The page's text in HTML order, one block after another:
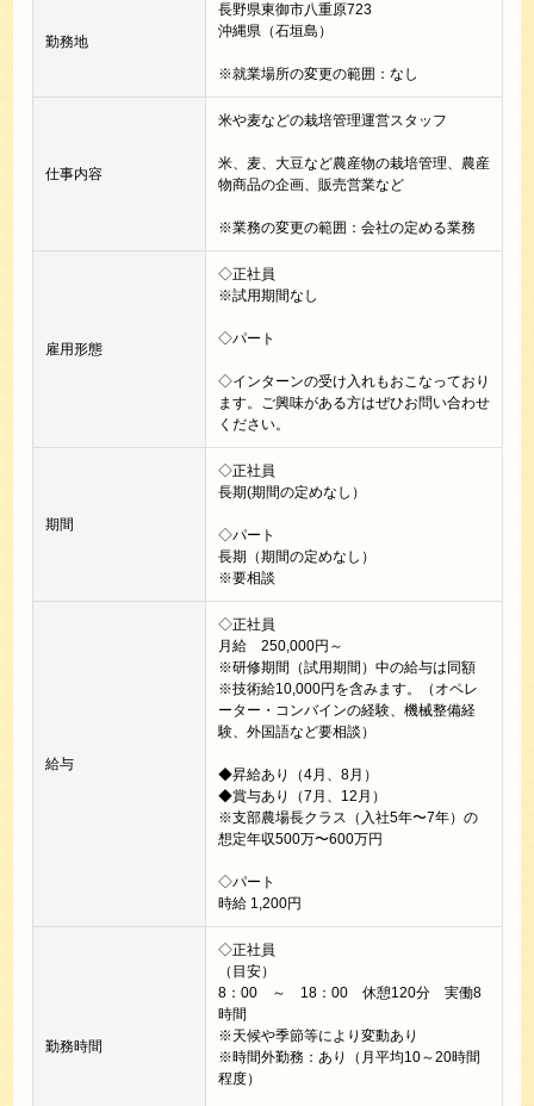
勤務地
長野県東御市八重原723
沖縄県（石垣島）
※就業場所の変更の範囲：なし
仕事内容
米や麦などの栽培管理運営スタッフ
米、麦、大豆など農産物の栽培管理、農産
物商品の企画、販売営業など
※業務の変更の範囲：会社の定める業務
雇用形態
◇正社員
※試用期間なし
◇パート
◇インターンの受け入れもおこなっており
ます。ご興味がある方はぜひお問い合わせ
ください。
期間
◇正社員
長期(期間の定めなし）
◇パート
長期（期間の定めなし）
※要相談
給与
◇正社員
月給 250,000円～
※研修期間（試用期間）中の給与は同額
※技術給10,000円を含みます。（オペレ
ーター・コンバインの経験、機械整備経
験、外国語など要相談）
◆昇給あり（4月、8月）
◆賞与あり（7月、12月）
※支部農場長クラス（入社5年〜7年）の
想定年収500万〜600万円
◇パート
時給 1,200円
勤務時間
◇正社員
（目安）
8：00 ～ 18：00 休憩120分 実働8
時間
※天候や季節等により変動あり
※時間外勤務：あり（月平均10～20時間
程度）